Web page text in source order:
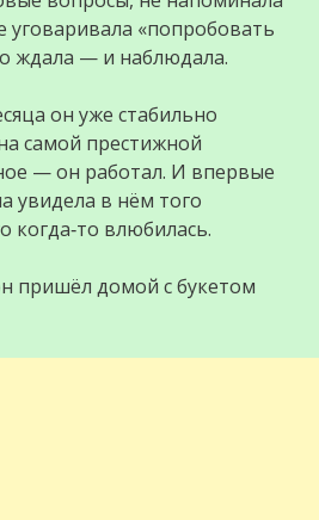
уговаривала «попробовать
ждала — и наблюдала.
он уже стабильно
самой престижной
— он работал. И впервые
увидела в нём того
когда‑то влюбилась.
пришёл домой с букетом